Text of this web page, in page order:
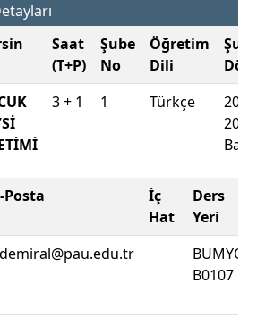
Saat
(T+P)
Şube
No
Öğretim
Dili
Şube
3 + 1 1 Türkçe
2021-
2022
Bahar
Posta
İç
Hat
Ders
Yeri
BUMYO
B0107